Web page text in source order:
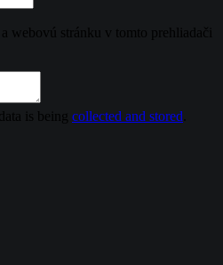
webovú stránku v tomto prehliadači
is being collected and stored